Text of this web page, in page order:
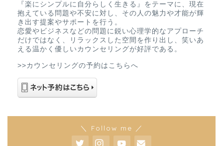
『楽にシンプルに自分らしく生きる』をテーマに、現在
抱えている問題や不安に対し、その人の魅力や才能が輝
き出す提案やサポートを行う。
恋愛やビジネスなどの問題に鋭い心理学的なアプローチ
だけではなく、リラックスした空間を作り出し、笑いあ
える温かく優しいカウンセリングが好評である。
>>カウンセリングの予約はこちらへ
＼ Follow me ／